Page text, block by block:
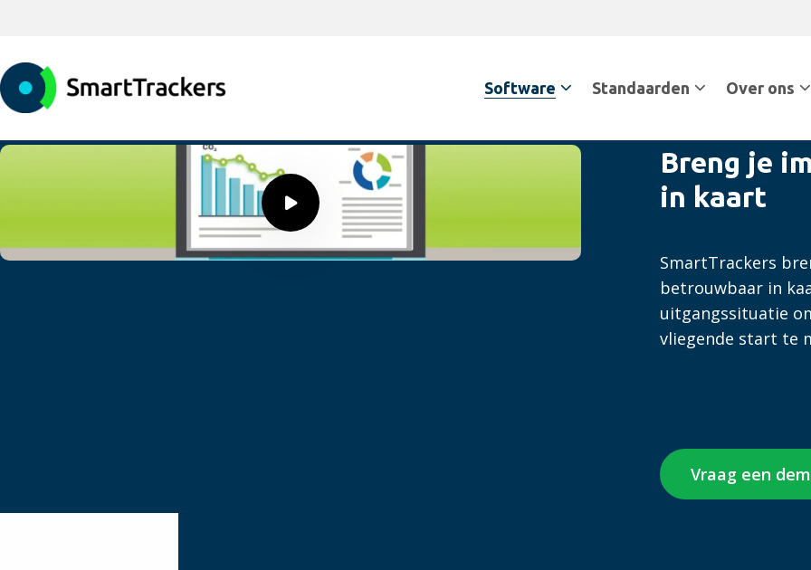
Software Standaarden Over ons
Breng je
in kaart
SmartTrackers
betrouwbaar in
uitgangssituatie
vliegende start te
Vraag een
Speel
video